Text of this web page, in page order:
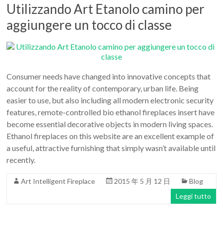
Utilizzando Art Etanolo camino per
aggiungere un tocco di classe
Consumer needs have changed into innovative concepts that
account for the reality of contemporary, urban life. Being
easier to use, but also including all modern electronic security
features, remote-controlled bio ethanol fireplaces insert have
become essential decorative objects in modern living spaces.
Ethanol fireplaces on this website are an excellent example of
a useful, attractive furnishing that simply wasn’t available until
recently.
Art Intelligent Fireplace 2015 年 5 月 12 日
Blog
Leggi tutto